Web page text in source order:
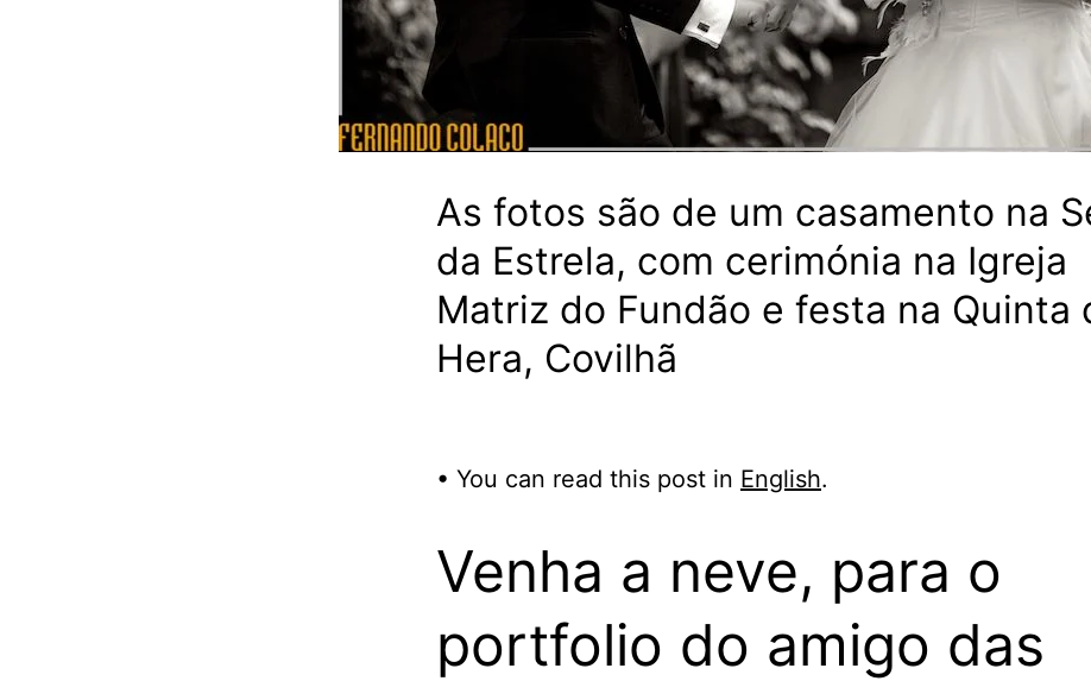
As fotos são de um casamento na
da Estrela, com cerimónia na Igreja
Matriz do Fundão e festa na Quinta
Hera, Covilhã
• You can read this post in English.
Venha a neve, para o
portfolio do amigo das